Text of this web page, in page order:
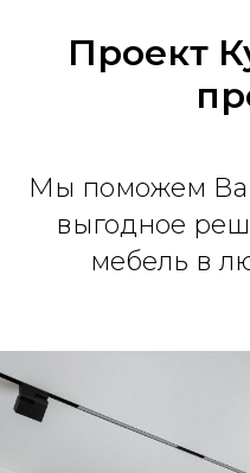
Проект
Мы поможем
выгодное
мебель в